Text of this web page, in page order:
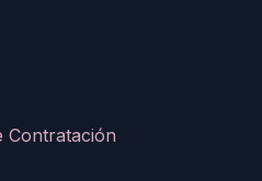
Contratación